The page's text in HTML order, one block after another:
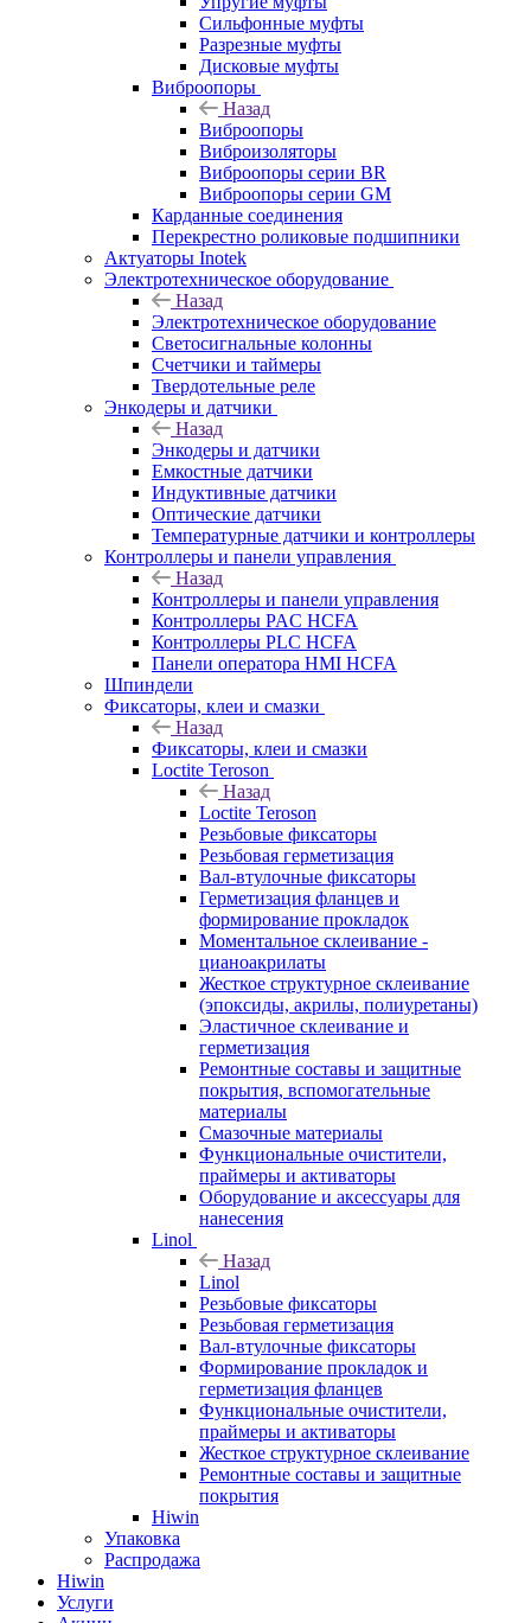
Сильфонные муфты
Разрезные муфты
Дисковые муфты
Виброопоры
Назад
Виброопоры
Виброизоляторы
Виброопоры серии BR
Виброопоры серии GM
Карданные соединения
Перекрестно роликовые подшипники
Актуаторы Inotek
Электротехническое оборудование
Назад
Электротехническое оборудование
Светосигнальные колонны
Счетчики и таймеры
Твердотельные реле
Энкодеры и датчики
Назад
Энкодеры и датчики
Емкостные датчики
Индуктивные датчики
Оптические датчики
Температурные датчики и контроллеры
Контроллеры и панели управления
Назад
Контроллеры и панели управления
Контроллеры PAC HCFA
Контроллеры PLC HCFA
Панели оператора HMI HCFA
Шпиндели
Фиксаторы, клеи и смазки
Назад
Фиксаторы, клеи и смазки
Loctite Teroson
Назад
Loctite Teroson
Резьбовые фиксаторы
Резьбовая герметизация
Вал-втулочные фиксаторы
Герметизация фланцев и
формирование прокладок
Моментальное склеивание -
цианоакрилаты
Жесткое структурное склеивание
(эпоксиды, акрилы, полиуретаны)
Эластичное склеивание и
герметизация
Ремонтные составы и защитные
покрытия, вспомогательные
материалы
Смазочные материалы
Функциональные очистители,
праймеры и активаторы
Оборудование и аксессуары для
нанесения
Linol
Назад
Linol
Резьбовые фиксаторы
Резьбовая герметизация
Вал-втулочные фиксаторы
Формирование прокладок и
герметизация фланцев
Функциональные очистители,
праймеры и активаторы
Жесткое структурное склеивание
Ремонтные составы и защитные
покрытия
Hiwin
Упаковка
Распродажа
Hiwin
Услуги